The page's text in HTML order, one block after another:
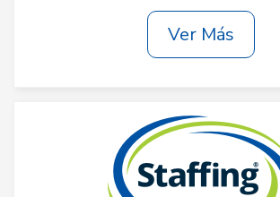
Ver Más